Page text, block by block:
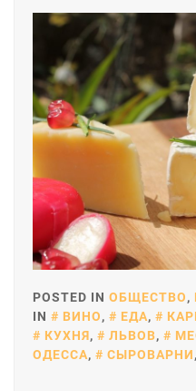
POSTED IN ОБЩЕСТВО,
IN
ВИНО, ЕДА,
КУХНЯ, ЛЬВОВ,
ОДЕССА, СЫРОВАРНИ,